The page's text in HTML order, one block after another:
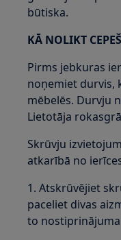
būtiska.
KĀ NOLIKT
Pirms jebkuras
noņemiet durvis,
mēbelēs. Durvju
Lietotāja
Skrūvju
atkarībā no
1. Atskrūvējiet
paceliet divas
to